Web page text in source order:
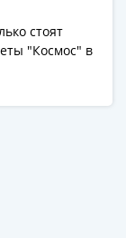
стоят
"Космос" в